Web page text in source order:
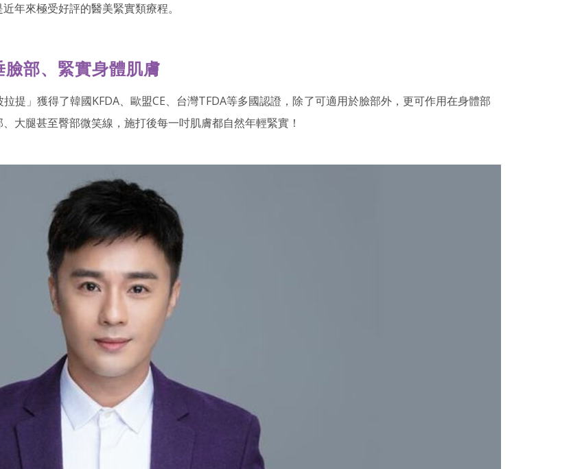
年來極受好評的醫美緊實類療程。
部、緊實身體肌膚
提」獲得了韓國KFDA、歐盟CE、台灣TFDA等多國認證，除了可適用於臉部外，更可作用在身體部
大腿甚至臀部微笑線，施打後每一吋肌膚都自然年輕緊實！